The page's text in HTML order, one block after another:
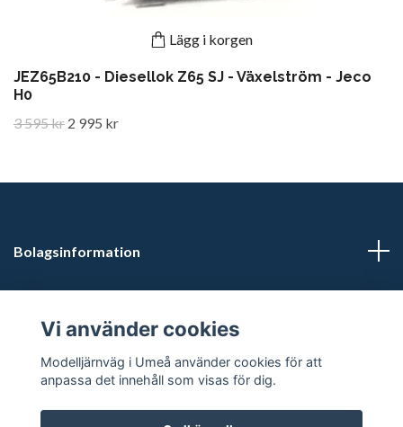
Lägg i korgen
JEZ65B210 - Diesellok Z65 SJ - Växelström - Jeco
H0
3 595 kr 2 995 kr
Bolagsinformation
Butikstider: Vardagar kl 12.00-15.00. Övrig tid efter
överenskommelse.
Vi använder cookies
Modelljärnväg i Umeå använder cookies för att
anpassa det innehåll som visas för dig.